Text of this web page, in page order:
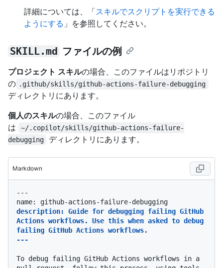
詳細については、「スキルでスクリプトを実行できる
ようにする 」を参照してください。
SKILL.md ファイルの例
プロジェクト スキルの場合、このファイルはリポジトリ
の .github/skills/github-actions-failure-debugging
ディレクトリにあります。
個人のスキルの場合、このファイル
は
~/.copilot/skills/github-actions-failure-
debugging
ディレクトリにあります。
Markdown
---
description: Guide for debugging failing GitHub
Actions workflows. Use this when asked to debug
failing GitHub Actions workflows.
---
To debug failing GitHub Actions workflows in a